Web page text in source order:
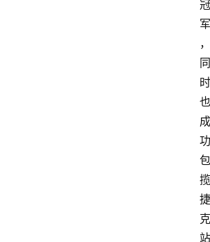
冠
军
，
同
时
也
成
功
包
揽
捷
克
站